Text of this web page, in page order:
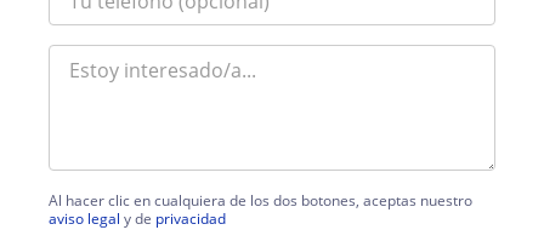
Al hacer clic en cualquiera de los dos botones, aceptas nuestro
aviso legal y de privacidad